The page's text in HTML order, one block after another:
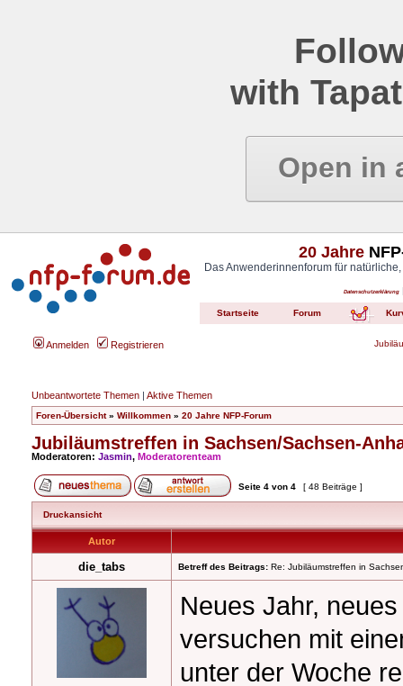
with
Open in
20 Jahre
Das Anwenderinnenforum für
Datenschutzerklärung
Startseite Forum
Anmelden Registrieren
Unbeantwortete Themen | Aktive Themen
Foren-Übersicht» Willkommen » 20 Jahre NFP-Forum
Jubiläumstreffen in Sachsen/Sachsen-
Moderatoren: Jasmin, Moderatorenteam
Seite 4 von 4 [ 48 Beiträge ]
Druckansicht
Autor
die_tabs Betreff des Beitrags: Re: Jubiläumstreffen in
Neues Jahr,
versuchen mit
unter der Woche